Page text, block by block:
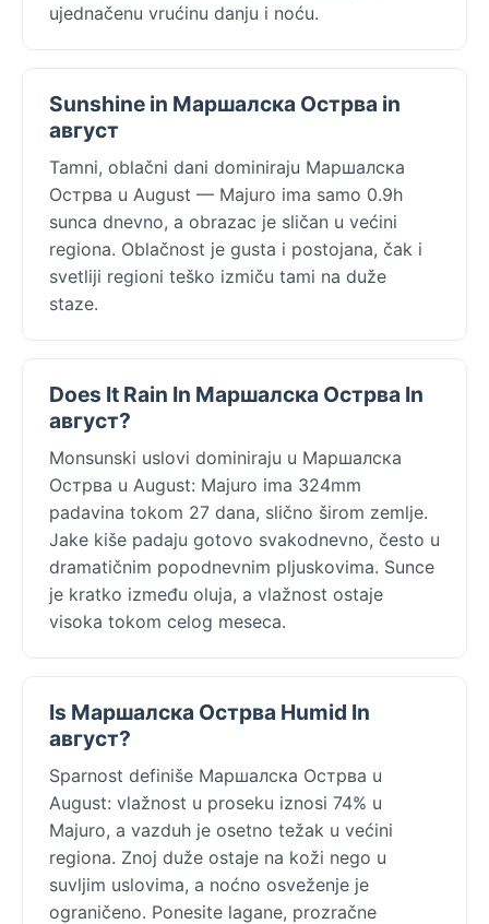
ujednačenu vrućinu danju i noću.
Sunshine in Маршалска Острва in
август
Tamni, oblačni dani dominiraju Маршалска
Острва u August — Majuro ima samo 0.9h
sunca dnevno, a obrazac je sličan u većini
regiona. Oblačnost je gusta i postojana, čak i
svetliji regioni teško izmiču tami na duže
staze.
Does It Rain In Маршалска Острва In
август?
Monsunski uslovi dominiraju u Маршалска
Острва u August: Majuro ima 324mm
padavina tokom 27 dana, slično širom zemlje.
Jake kiše padaju gotovo svakodnevno, često u
dramatičnim popodnevnim pljuskovima. Sunce
je kratko između oluja, a vlažnost ostaje
visoka tokom celog meseca.
Is Маршалска Острва Humid In
август?
Sparnost definiše Маршалска Острва u
August: vlažnost u proseku iznosi 74% u
Majuro, a vazduh je osetno težak u većini
regiona. Znoj duže ostaje na koži nego u
suvljim uslovima, a noćno osveženje je
ograničeno. Ponesite lagane, prozračne